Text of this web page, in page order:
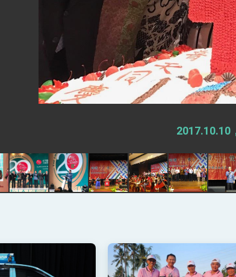
部長林佳龍午宴歡迎美國聯邦參議員蓋耶哥訪問團
部長林佳龍接見美國智庫「德國馬歇爾基金會」訪問團一行
經貿談判獲階段性成果 卓揆期勉爭取時間完成「臺美對等貿
：臺美關稅談判階段性結果有助臺灣取得有利戰略地位 全力
部與數位發展部攜手合作，整合台灣雄厚數位實力，達成固
部長林佳龍主持第35次「參與亞太經濟合作策略小組」跨部
示多數國人滿意政府外交表現，高度支持「總合外交」與
總統以「韌性之島，希望之光」為題發表2026新 年談話
表執政周年談話 盼面對未來挑戰 堅持團結 迎風轉型
2017.10.10